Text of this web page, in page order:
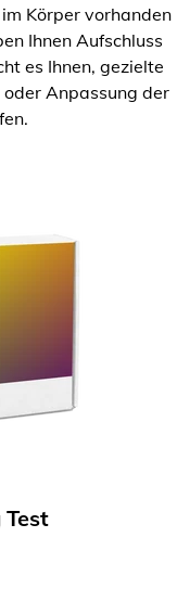
Körper vorhanden
Ihnen Aufschluss
es Ihnen, gezielte
Anpassung der